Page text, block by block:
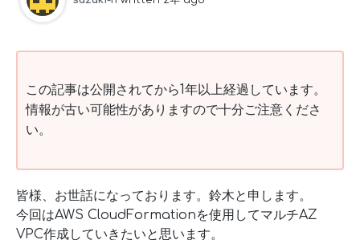
この記事は公開されてから1年以上経過しています。
情報が古い可能性がありますので十分ご注意くださ
い。
皆様、お世話になっております。鈴木と申します。
今回はAWS CloudFormationを使用してマルチAZ
VPC作成していきたいと思います。